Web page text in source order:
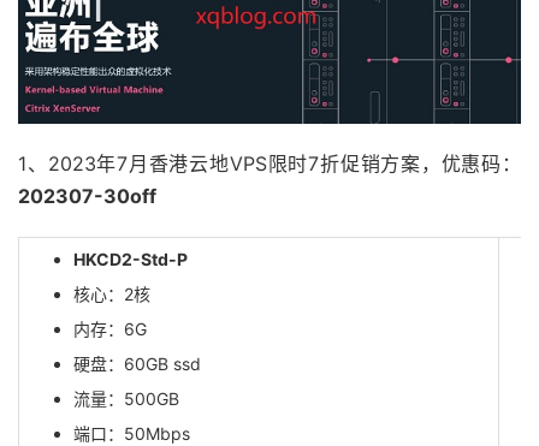
1、2023年7月香港云地VPS限时7折促销方案，优惠码：
202307-30off
HKCD2-Std-P
核心：2核
内存：6G
硬盘：60GB ssd
流量：500GB
端口：50Mbps